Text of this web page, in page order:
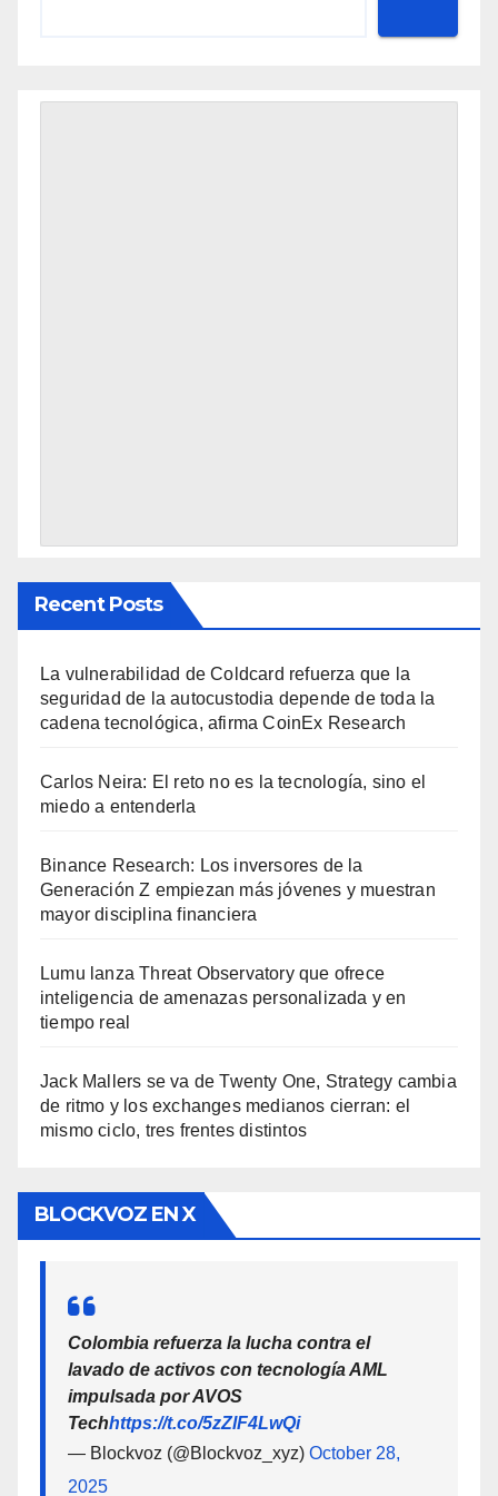
Recent Posts
La vulnerabilidad de Coldcard refuerza que la
seguridad de la autocustodia depende de toda la
cadena tecnológica, afirma CoinEx Research
Carlos Neira: El reto no es la tecnología, sino el
miedo a entenderla
Binance Research: Los inversores de la
Generación Z empiezan más jóvenes y muestran
mayor disciplina financiera
Lumu lanza Threat Observatory que ofrece
inteligencia de amenazas personalizada y en
tiempo real
Jack Mallers se va de Twenty One, Strategy cambia
de ritmo y los exchanges medianos cierran: el
mismo ciclo, tres frentes distintos
BLOCKVOZ EN X
Colombia refuerza la lucha contra el
lavado de activos con tecnología AML
impulsada por AVOS
Techhttps://t.co/5zZlF4LwQi
— Blockvoz (@Blockvoz_xyz) October 28,
2025